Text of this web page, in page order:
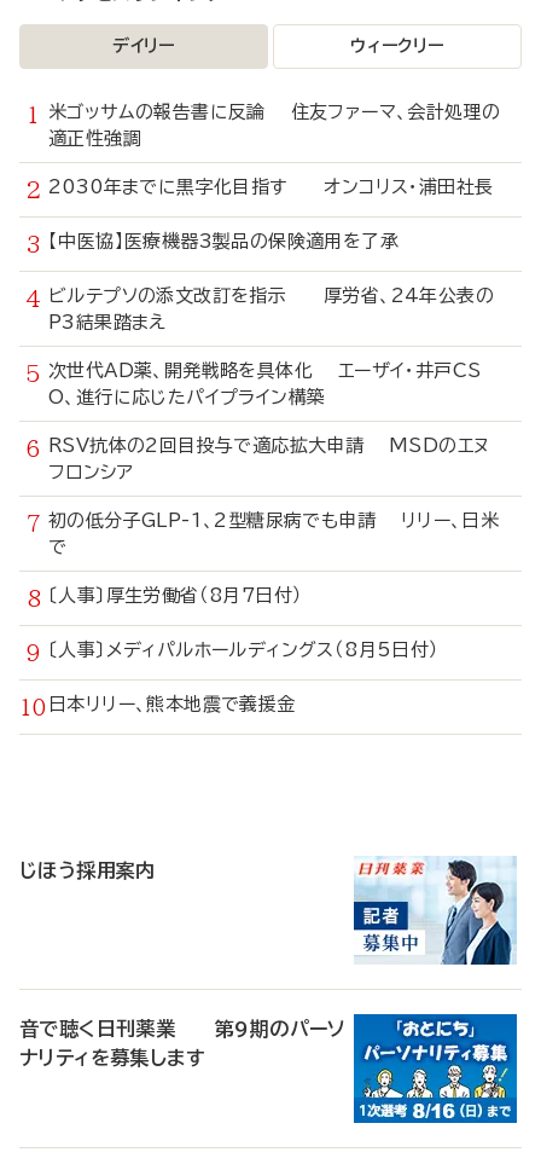
デイリー ウィークリー
米ゴッサムの報告書に反論 住友ファーマ、会計処理の
適正性強調
2030年までに黒字化目指す オンコリス・浦田社長
【中医協】医療機器3製品の保険適用を了承
ビルテプソの添文改訂を指示 厚労省、24年公表の
P3結果踏まえ
次世代AD薬、開発戦略を具体化 エーザイ・井戸CS
O、進行に応じたパイプライン構築
RSV抗体の2回目投与で適応拡大申請 MSDのエヌ
フロンシア
初の低分子GLP-1、2型糖尿病でも申請 リリー、日米
で
〔人事〕厚生労働省（8月7日付）
〔人事〕メディパルホールディングス（8月5日付）
日本リリー、熊本地震で義援金
じほう採用案内
音で聴く日刊薬業 第9期のパーソ
ナリティを募集します